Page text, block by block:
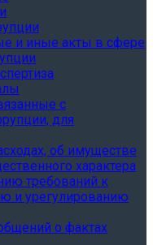
и иные акты в сфере
с
для
об имуществе
характера
требований к
и урегулированию
о фактах